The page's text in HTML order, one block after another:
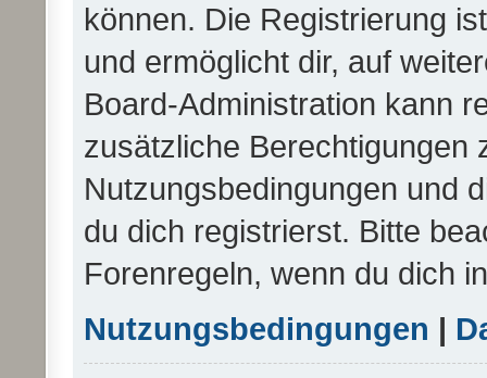
können. Die Registrierung
und ermöglicht dir, auf
Board-Administration kann
zusätzliche Berechtigungen
Nutzungsbedingungen und
du dich registrierst. Bitte
Forenregeln, wenn du dich
Nutzungsbedingungen |